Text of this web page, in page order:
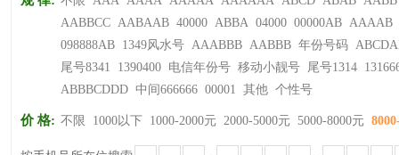
AABBCC AABAAB 40000 ABBA 04000 00000AB AAAAB
098888AB 1349风水号 AAABBB AABBB 年份号码
尾号8341
1390400 电信年份号 移动小靓号 尾号1314
ABBBCDDD 中间666666 00001 其他 个性号
价 格: 不限 1000以下 1000-2000元 2000-5000元 5000-8000元